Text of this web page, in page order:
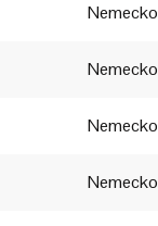
Nemecko
Nemecko
Nemecko
Nemecko